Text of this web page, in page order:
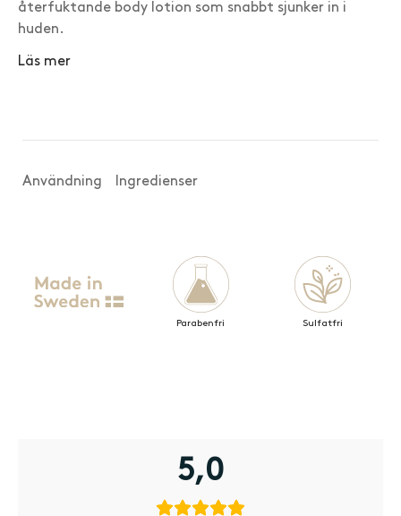
Jessika · Verifierad kund
återfuktande body lotion som snabbt sjunker in i
huden.
Läs mer
Användning Ingredienser
Parabenfri Sulfatfri
5,0